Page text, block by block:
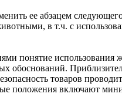
ее абзацем
в т.ч. с
понятие
обоснований.
товаров
положения включают